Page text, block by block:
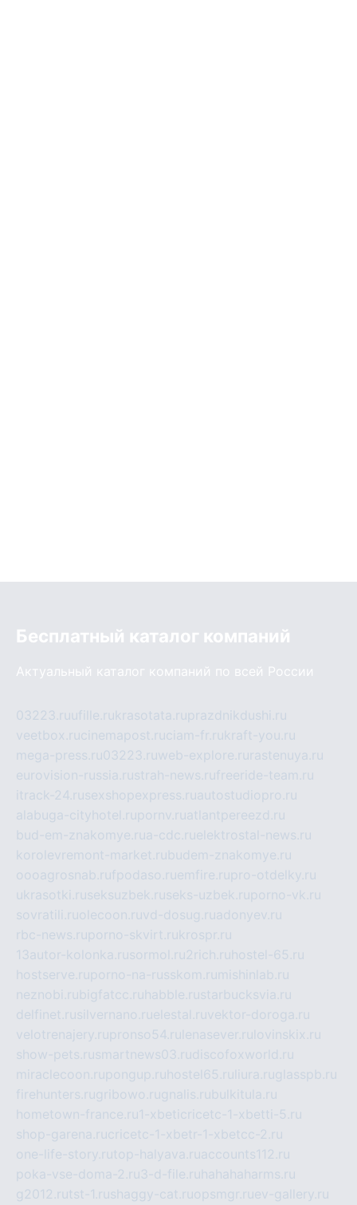
Бесплатный каталог компаний
Актуальный каталог компаний по всей России
03223.ruufille.rukrasotata.ruprazdnikdushi.ru
veetbox.rucinemapost.ruciam-fr.rukraft-you.ru
mega-press.ru03223.ruweb-explore.ru rastenuya.ru
eurovision-russia.rustrah-news.rufreeride-team.ru
itrack-24.rusexshopexpress.ruautostudiopro.ru
alabuga-cityhotel.rupornv.ruatlantpereezd.ru
bud-em-znakomye.rua-cdc.ruelektrostal-news.ru
korolevremont-market.rubudem-znakomye.ru
oooagrosnab.rufpodaso.ruemfire.rupro-otdelky.ru
ukrasotki.ruseksuzbek.ruseks-uzbek.ruporno-vk.ru
sovratili.ruolecoon.ruvd-dosug.ruadonyev.ru
rbc-news.ruporno-skvirt.rukrospr.ru
13autor-kolonka.rusormol.ru2rich.ru hostel-65.ru
hostserve.ruporno-na-russkom.ru mishinlab.ru
neznobi.rubigfatcc.ru habble.rustarbucksvia.ru
delfinet.rusilvernano.ruelestal.ruvektor-doroga.ru
velotrenajery.rupronso54.ru lenasever.ru lovinskix.ru
show-pets.rusmartnews03.rudiscofoxworld.ru
miraclecoon.rupongup.ru hostel65.ru liura.ruglasspb.ru
firehunters.rugribowo.rugnalis.rubulkitula.ru
hometown-france.ru1-xbeticricetc-1-xbetti-5.ru
shop-garena.rucricetc-1-xbetr-1-xbetcc-2.ru
one-life-story.rutop-halyava.ruaccounts112.ru
poka-vse-doma-2.ru3-d-file.ru hahahaharms.ru
g2012.rutst-1.rushaggy-cat.ruopsmgr.ruev-gallery.ru